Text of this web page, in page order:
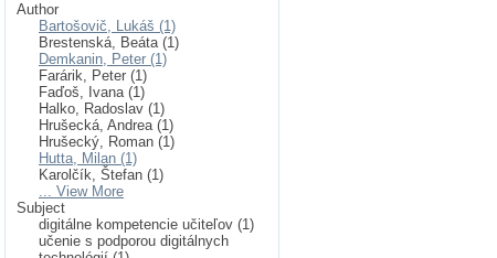
Author
Bartošovič, Lukáš (1)
Brestenská, Beáta (1)
Demkanin, Peter (1)
Farárik, Peter (1)
Faďoš, Ivana (1)
Halko, Radoslav (1)
Hrušecká, Andrea (1)
Hrušecký, Roman (1)
Hutta, Milan (1)
Karolčík, Štefan (1)
... View More
Subject
digitálne kompetencie učiteľov (1)
učenie s podporou digitálnych